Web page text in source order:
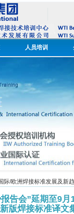
人员培训
际/欧洲焊接标准发展及新
告会”延期至9
版焊接标准译文